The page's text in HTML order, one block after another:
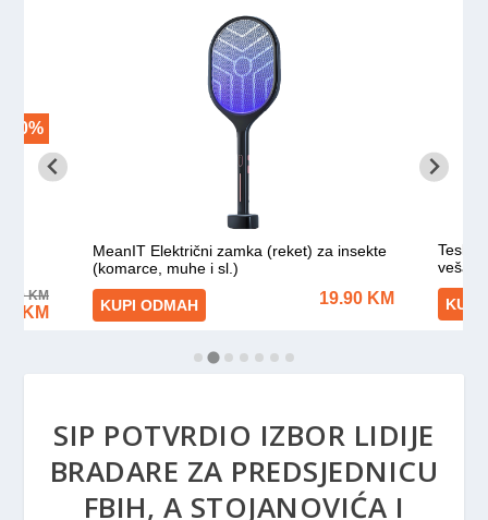
SIP POTVRDIO IZBOR LIDIJE
BRADARE ZA PREDSJEDNICU
FBIH, A STOJANOVIĆA I